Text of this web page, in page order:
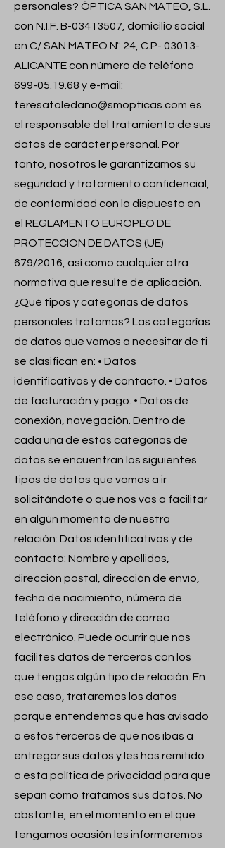
personales? ÓPTICA SAN MATEO, S.L.
con N.I.F. B-03413507, domicilio social
en C/ SAN MATEO Nº 24, C.P- 03013-
ALICANTE con número de teléfono
699-05.19.68 y e-mail:
teresatoledano@smopticas.com es
el responsable del tratamiento de sus
datos de carácter personal. Por
tanto, nosotros le garantizamos su
seguridad y tratamiento confidencial,
de conformidad con lo dispuesto en
el REGLAMENTO EUROPEO DE
PROTECCION DE DATOS (UE)
679/2016, así como cualquier otra
normativa que resulte de aplicación.
¿Qué tipos y categorías de datos
personales tratamos? Las categorías
de datos que vamos a necesitar de ti
se clasifican en: • Datos
identificativos y de contacto. • Datos
de facturación y pago. • Datos de
conexión, navegación. Dentro de
cada una de estas categorías de
datos se encuentran los siguientes
tipos de datos que vamos a ir
solicitándote o que nos vas a facilitar
en algún momento de nuestra
relación: Datos identificativos y de
contacto: Nombre y apellidos,
dirección postal, dirección de envío,
fecha de nacimiento, número de
teléfono y dirección de correo
electrónico. Puede ocurrir que nos
facilites datos de terceros con los
que tengas algún tipo de relación. En
ese caso, trataremos los datos
porque entendemos que has avisado
a estos terceros de que nos ibas a
entregar sus datos y les has remitido
a esta política de privacidad para que
sepan cómo tratamos sus datos. No
obstante, en el momento en el que
tengamos ocasión les informaremos